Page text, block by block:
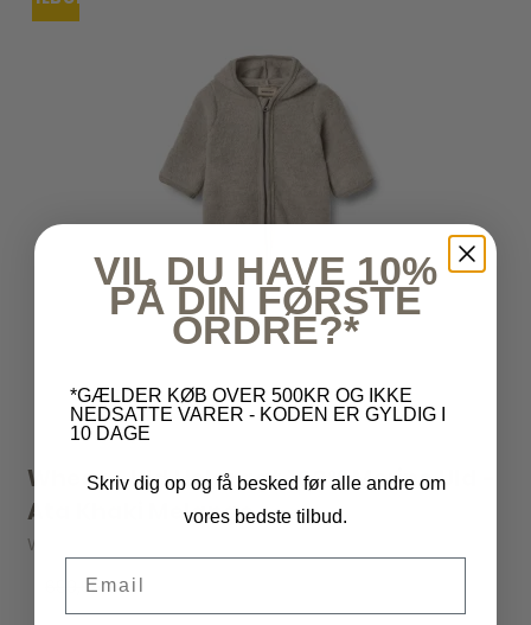
Wheat - Uld Heldragt 100% Merino Uld -
Ata Khaki Melange
Wheat
699,95 kr
VIL DU HAVE 10%
PÅ DIN FØRSTE
ORDRE?*
*GÆLDER KØB OVER 500KR OG IKKE
NEDSATTE VARER - KODEN ER GYLDIG I
10 DAGE
Skriv dig op og få besked før alle andre om
vores bedste tilbud.